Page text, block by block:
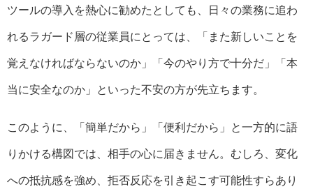
ツールの導入を熱心に勧めたとしても、日々の業務に追わ
れるラガード層の従業員にとっては、「また新しいことを
覚えなければならないのか」「今のやり方で十分だ」「本
当に安全なのか」といった不安の方が先立ちます。
このように、「簡単だから」「便利だから」と一方的に語
りかける構図では、相手の心に届きません。むしろ、変化
への抵抗感を強め、拒否反応を引き起こす可能性すらあり